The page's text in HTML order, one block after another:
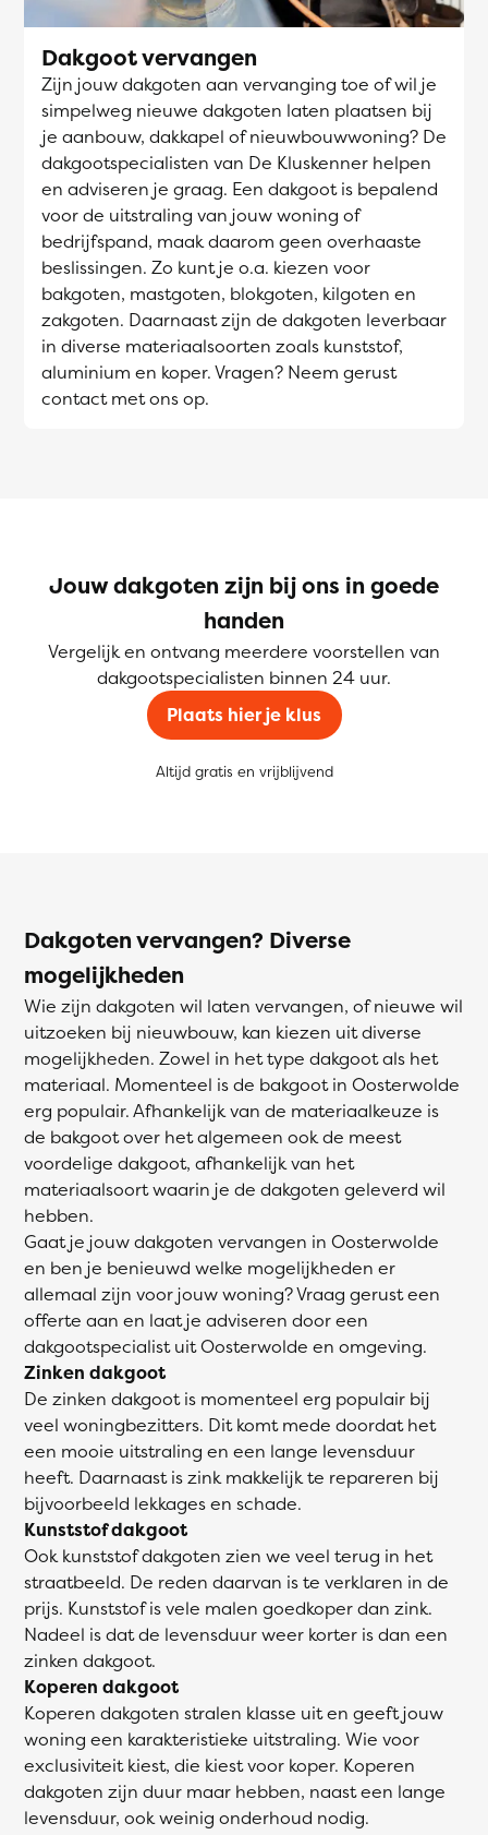
Dakgoot vervangen
Zijn jouw dakgoten aan vervanging toe of wil je
simpelweg nieuwe dakgoten laten plaatsen bij
je aanbouw, dakkapel of nieuwbouwwoning? De
dakgootspecialisten van De Kluskenner helpen
en adviseren je graag. Een dakgoot is bepalend
voor de uitstraling van jouw woning of
bedrijfspand, maak daarom geen overhaaste
beslissingen. Zo kunt je o.a. kiezen voor
bakgoten, mastgoten, blokgoten, kilgoten en
zakgoten. Daarnaast zijn de dakgoten leverbaar
in diverse materiaalsoorten zoals kunststof,
aluminium en koper. Vragen? Neem gerust
contact met ons op.
Jouw dakgoten zijn bij ons in goede
handen
Vergelijk en ontvang meerdere voorstellen van
dakgootspecialisten binnen 24 uur.
Plaats hier je klus
Altijd gratis en vrijblijvend
Dakgoten vervangen? Diverse
mogelijkheden
Wie zijn dakgoten wil laten vervangen, of nieuwe wil
uitzoeken bij nieuwbouw, kan kiezen uit diverse
mogelijkheden. Zowel in het type dakgoot als het
materiaal. Momenteel is de bakgoot in Oosterwolde
erg populair. Afhankelijk van de materiaalkeuze is
de bakgoot over het algemeen ook de meest
voordelige dakgoot, afhankelijk van het
materiaalsoort waarin je de dakgoten geleverd wil
hebben.
Gaat je jouw dakgoten vervangen in Oosterwolde
en ben je benieuwd welke mogelijkheden er
allemaal zijn voor jouw woning? Vraag gerust een
offerte aan en laat je adviseren door een
dakgootspecialist uit Oosterwolde en omgeving.
Zinken dakgoot
De zinken dakgoot is momenteel erg populair bij
veel woningbezitters. Dit komt mede doordat het
een mooie uitstraling en een lange levensduur
heeft. Daarnaast is zink makkelijk te repareren bij
bijvoorbeeld lekkages en schade.
Kunststof dakgoot
Ook kunststof dakgoten zien we veel terug in het
straatbeeld. De reden daarvan is te verklaren in de
prijs. Kunststof is vele malen goedkoper dan zink.
Nadeel is dat de levensduur weer korter is dan een
zinken dakgoot.
Koperen dakgoot
Koperen dakgoten stralen klasse uit en geeft jouw
woning een karakteristieke uitstraling. Wie voor
exclusiviteit kiest, die kiest voor koper. Koperen
dakgoten zijn duur maar hebben, naast een lange
levensduur, ook weinig onderhoud nodig.